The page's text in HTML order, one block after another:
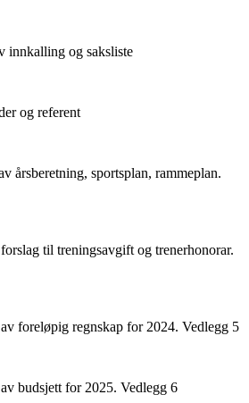
innkalling og saksliste
og referent
årsberetning, sportsplan, rammeplan.
til treningsavgift og trenerhonorar.
foreløpig regnskap for 2024. Vedlegg 5
budsjett for 2025. Vedlegg 6